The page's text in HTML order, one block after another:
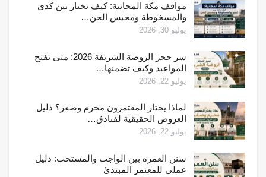
مواقف مكة المجانية: كيف تختار بين كدي
والمسخوطة ومحبس الجن…
يوليو 30, 2026
سر حجز الروضة الشريفة 2026: متى تفتح
المواعيد وكيف تضمنها…
يوليو 22, 2026
لماذا يختار المعتمرون محرم وصفر؟ دليل
العروض الحقيقية لفنادق…
يوليو 22, 2026
سنن العمرة بين الواجب والمستحب: دليل
عملي للمعتمر المبتدئ